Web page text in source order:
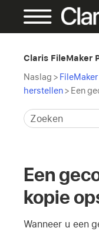
Claris FileMaker
Naslag >
herstellen> Een
Een
kopie
Wanneer u een